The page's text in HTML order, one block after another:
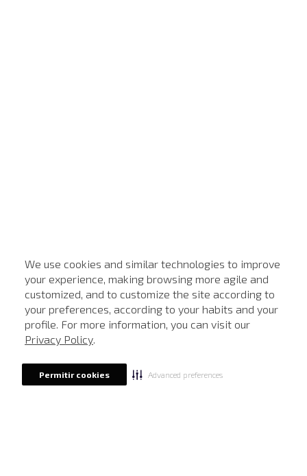
We use cookies and similar technologies to improve
your experience, making browsing more agile and
customized, and to customize the site according to
your preferences, according to your habits and your
profile. For more information, you can visit our
Privacy Policy.
Permitir cookies Advanced preferences